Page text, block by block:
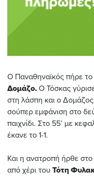
Ο Παναθηναϊκός πήρε
Δομάζο. Ο Τόσκας
στη λάσπη και ο
σούπερ εμφάνιση στο
παιχνίδι. Στο 55’ με
έκανε το 1-1.
Και η ανατροπή ήρθε στο
από χέρι του Τότη